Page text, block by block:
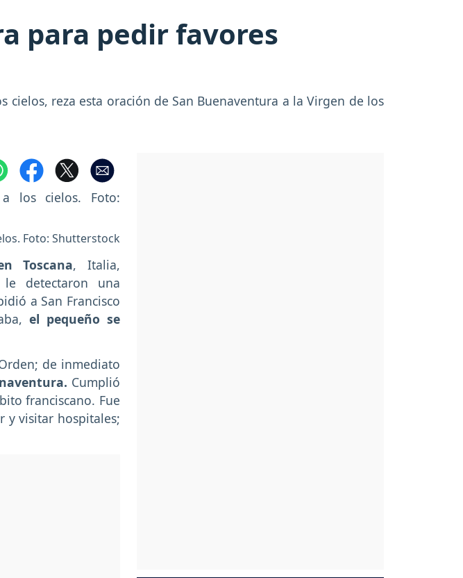
para pedir favores
reza esta oración de San Buenaventura a la Virgen de los
Foto: Shutterstock
Toscana, Italia,
detectaron una
a San Francisco
el pequeño se
de inmediato
Cumplió
franciscano. Fue
y visitar hospitales;